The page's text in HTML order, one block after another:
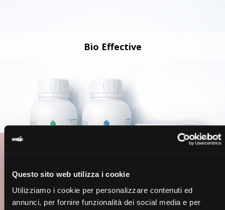
Questo sito web utilizza i cookie
Utilizziamo i cookie per personalizzare contenuti ed
annunci, per fornire funzionalità dei social media e per
Bio Effective